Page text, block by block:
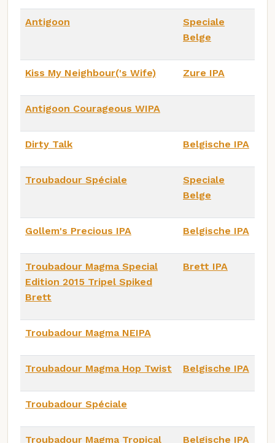
Antigoon
Speciale
Belge
Kiss My Neighbour('s Wife) Zure IPA
Antigoon Courageous WIPA
Dirty Talk Belgische IPA
Troubadour Spéciale
Speciale
Belge
Gollem's Precious IPA Belgische IPA
Troubadour Magma Special
Edition 2015 Tripel Spiked
Brett
Brett IPA
Troubadour Magma NEIPA
Troubadour Magma Hop Twist Belgische IPA
Troubadour Spéciale
Troubadour Magma Tropical Belgische IPA